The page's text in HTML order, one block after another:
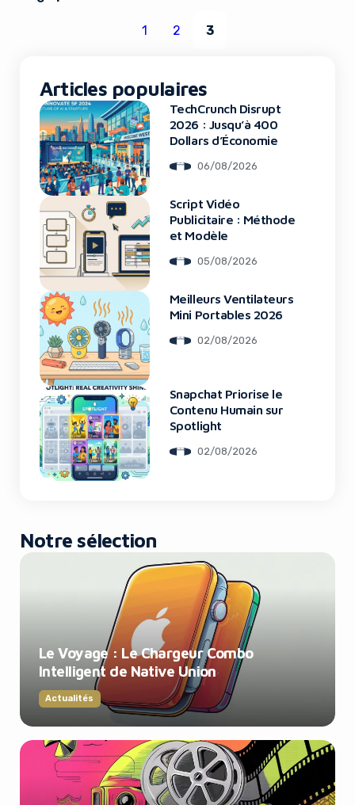
1 2 3
Articles populaires
TechCrunch Disrupt
2026 : Jusqu’à 400
Dollars d’Économie
06/08/2026
Script Vidéo
Publicitaire : Méthode
et Modèle
05/08/2026
Meilleurs Ventilateurs
Mini Portables 2026
02/08/2026
Snapchat Priorise le
Contenu Humain sur
Spotlight
02/08/2026
Notre sélection
Le Voyage : Le Chargeur Combo
Intelligent de Native Union
Actualités